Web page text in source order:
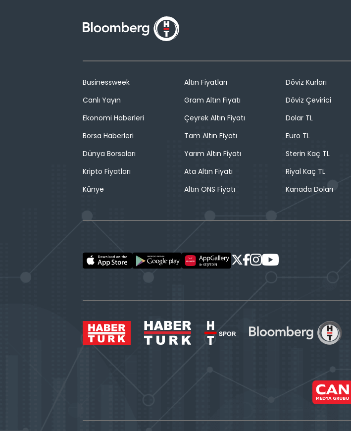
Businessweek
Canlı Yayın
Ekonomi Haberleri
Borsa Haberleri
Dünya Borsaları
Kripto Fiyatları
Künye
Altın Fiyatları
Gram Altın Fiyatı
Çeyrek Altın Fiyatı
Tam Altın Fiyatı
Yarım Altın Fiyatı
Ata Altın Fiyatı
Altın ONS Fiyatı
Döviz Kurları
Döviz Çevirici
Dolar TL
Euro TL
Sterin Kaç TL
Riyal Kaç TL
Kanada Doları